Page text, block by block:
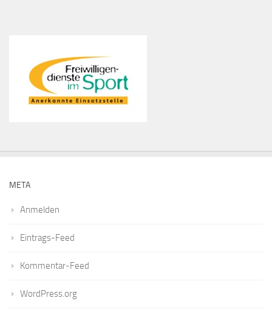
META
Anmelden
Eintrags-Feed
Kommentar-Feed
WordPress.org